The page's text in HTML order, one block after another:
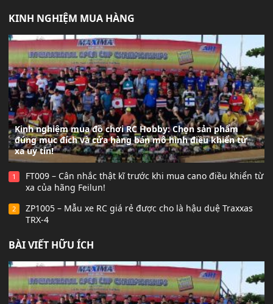
KINH NGHIỆM MUA HÀNG
Kinh nghiệm mua đồ chơi RC Hobby: Chọn sản phẩm
đúng mục đích và cửa hàng bán mô hình điều khiển từ
xa uy tín!
1
FT009 – Cân nhắc thật kĩ trước khi mua cano điều khiển từ
xa của hãng Feilun!
2
ZP1005 – Mẫu xe RC giá rẻ được cho là hậu duệ Traxxas
TRX-4
BÀI VIẾT HỮU ÍCH